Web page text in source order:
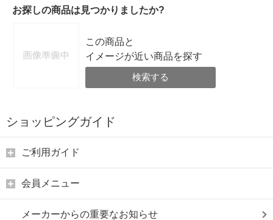
お探しの商品は見つかりましたか?
この商品と
イメージが近い商品を探す
検索する
ショッピングガイド
ご利用ガイド
会員メニュー
メーカーからの重要なお知らせ